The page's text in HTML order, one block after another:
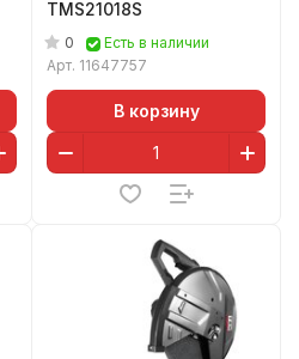
TMS21018S
0
Есть в наличии
Арт. 11647757
В корзину